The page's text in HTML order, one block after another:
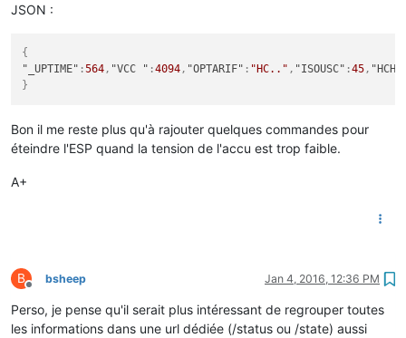
JSON :
{
"_UPTIME" :564, "VCC " :4094, "OPTARIF" : "HC.." , "ISOUSC" :45,
}
Bon il me reste plus qu'à rajouter quelques commandes pour
éteindre l'ESP quand la tension de l'accu est trop faible.
A+
B
Offline
bsheep Jan 4, 2016, 12:36 PM
Perso, je pense qu'il serait plus intéressant de regrouper toutes
les informations dans une url dédiée (/status ou /state) aussi